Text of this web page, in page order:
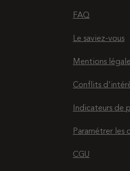
FAQ
Le saviez-vous
Mentions
Conflits
Indicateurs de
Paramétrer les
CGU